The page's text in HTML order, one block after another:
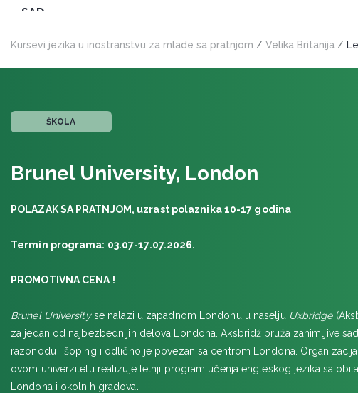
SAD
NJUJORK & VAŠINGTON, MLA, Ramapo College
LOS ANĐELES & LAS VEGAS, Plus, California State University
BRAUNVALD, Frilingue ski i snoubord, januar 2026
LONDON, Plus, Brentwood School
BRAJTON, SEC University of Sussex
LONDON, Plus, Epsom College
OKSFORDŠIR, Samiad The Oratory School
LONDON, Embassy Summer South Bank
LONDON, Embassy Summer UCL, Stratford
ASHFORD, Grosvenor Hall jezički i avanturistički kamp
Kursevi jezika u inostranstvu za mlade sa pratnjom / Velika Britanija /
ŠKOLA
Brunel University, London
POLAZAK SA PRATNJOM, uzrast polaznika 10-17 godina
Termin programa: 03.07-17.07.2026.
PROMOTIVNA CENA !
Brunel Universityse nalazi u zapadnom Londonu u naselju Uxbridge
za jedan od najbezbednijih delova Londona. Aksbridž pruža zanimljive
razonodu i šoping i odlično je povezan sa centrom Londona. Organizacija
ovom univerzitetu realizuje letnji program učenja engleskog jezika sa
Londona i okolnih gradova.